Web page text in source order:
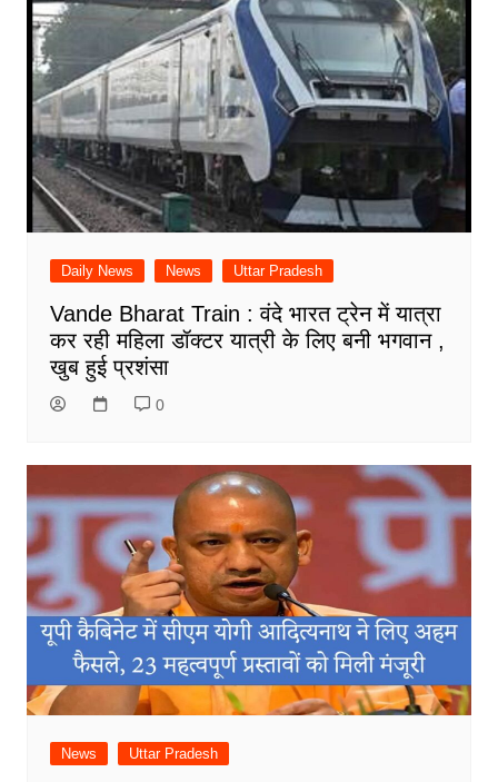
Daily News News Uttar Pradesh
Vande Bharat Train : वंदे भारत ट्रेन में यात्रा
कर रही महिला डॉक्टर यात्री के लिए बनी भगवान ,
खुब हुई प्रशंसा
0
News Uttar Pradesh